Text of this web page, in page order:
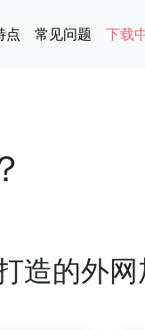
点 常见问题 下载
造的外